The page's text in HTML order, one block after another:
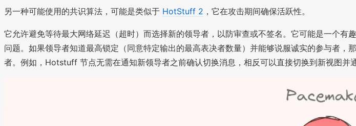
另一种可能使用的共识算法，可能是类似于 HotStuff 2 ，它在攻击期间确保活跃性。
它允许避免等待最大网络延迟（超时）而选择新的领导者，以防审查或不签名。它可能是一个
问题。如果领导者知道最高锁定（同意特定输出的最高表决者数量）并能够说服诚实的参与者
者。例如，Hotstuff 节点无需在通知新领导者之前确认切换消息，相反可以直接切换到新视图并